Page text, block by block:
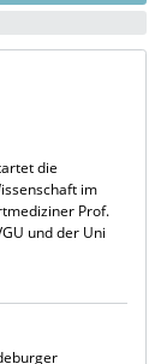
die
im
Prof.
und der Uni